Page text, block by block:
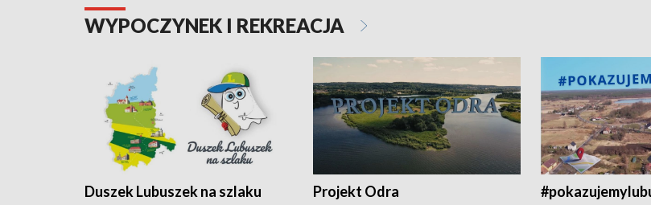
WYPOCZYNEK I REKREACJA
Duszek Lubuszek na szlaku Projekt Odra